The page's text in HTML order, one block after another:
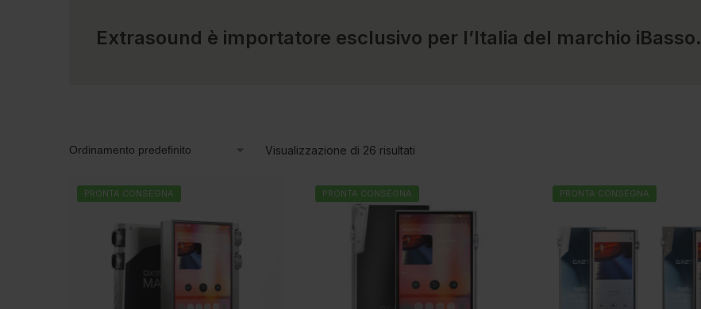
Extrasound è importatore esclusivo per l’Italia del marchio iBasso.
Visualizzazione di 26 risultati
PRONTA CONSEGNA PRONTA CONSEGNA PRONTA CONSEGNA